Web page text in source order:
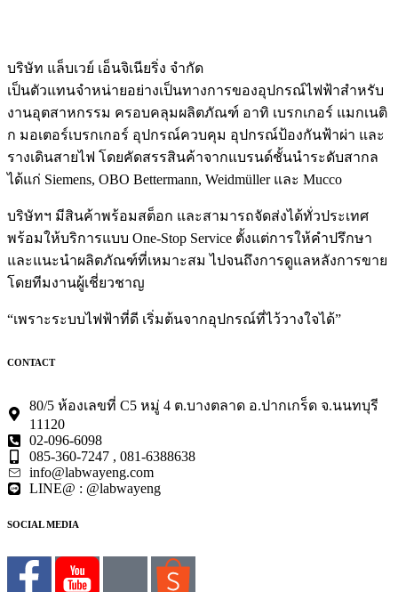
บริษัท แล็บเวย์ เอ็นจิเนียริ่ง จำกัด
เป็นตัวแทนจำหน่ายอย่างเป็นทางการของอุปกรณ์ไฟฟ้าสำหรับ
งานอุตสาหกรรม ครอบคลุมผลิตภัณฑ์ อาทิ เบรกเกอร์ แมกเนติ
ก มอเตอร์เบรกเกอร์ อุปกรณ์ควบคุม อุปกรณ์ป้องกันฟ้าผ่า และ
รางเดินสายไฟ โดยคัดสรรสินค้าจากแบรนด์ชั้นนำระดับสากล
ได้แก่ Siemens, OBO Bettermann, Weidmüller และ Mucco
บริษัทฯ มีสินค้าพร้อมสต็อก และสามารถจัดส่งได้ทั่วประเทศ
พร้อมให้บริการแบบ One-Stop Service ตั้งแต่การให้คำปรึกษา
และแนะนำผลิตภัณฑ์ที่เหมาะสม ไปจนถึงการดูแลหลังการขาย
โดยทีมงานผู้เชี่ยวชาญ
“เพราะระบบไฟฟ้าที่ดี เริ่มต้นจากอุปกรณ์ที่ไว้วางใจได้”
CONTACT
80/5 ห้องเลขที่ C5 หมู่ 4 ต.บางตลาด อ.ปากเกร็ด จ.นนทบุรี
11120
02-096-6098
085-360-7247 , 081-6388638
info@labwayeng.com
LINE@ : @labwayeng
SOCIAL MEDIA